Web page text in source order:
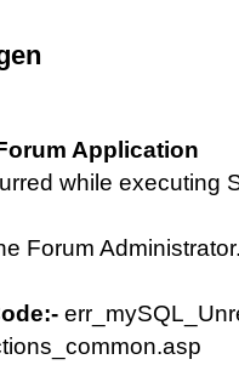
Application
while executing
Forum Administrator.